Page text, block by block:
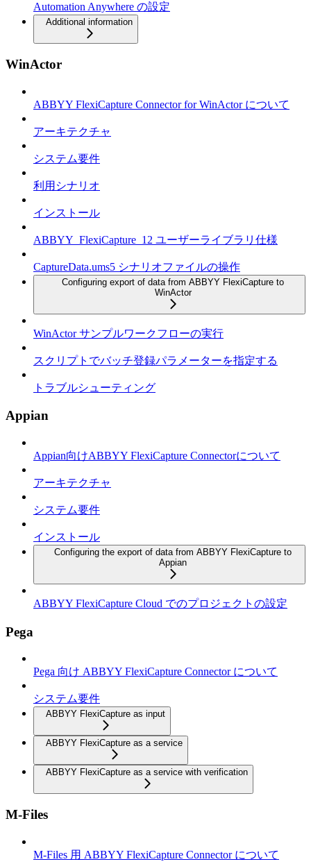
Automation Anywhere の設定
Additional information
WinActor
ABBYY FlexiCapture Connector for WinActor について
アーキテクチャ
システム要件
利用シナリオ
インストール
ABBYY_FlexiCapture_12 ユーザーライブラリ仕様
CaptureData.ums5 シナリオファイルの操作
Configuring export of data from ABBYY FlexiCapture to
WinActor
WinActor サンプルワークフローの実行
スクリプトでバッチ登録パラメーターを指定する
トラブルシューティング
Appian
Appian向けABBYY FlexiCapture Connectorについて
アーキテクチャ
システム要件
インストール
Configuring the export of data from ABBYY FlexiCapture to
Appian
ABBYY FlexiCapture Cloud でのプロジェクトの設定
Pega
Pega 向け ABBYY FlexiCapture Connector について
システム要件
ABBYY FlexiCapture as input
ABBYY FlexiCapture as a service
ABBYY FlexiCapture as a service with verification
M-Files
M-Files 用 ABBYY FlexiCapture Connector について